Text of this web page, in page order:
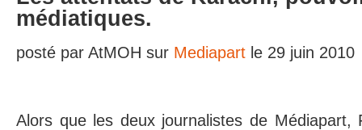
médiatiques.
posté par AtMOH sur Mediapart le 29 juin 2010
Alors que les deux journalistes de Médiapart,